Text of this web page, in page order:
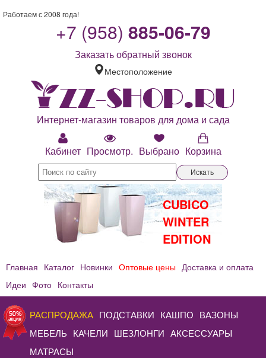
Работаем с 2008 года!
+7 (958) 885-06-79
Заказать обратный звонок
Местоположение
Интернет-магазин товаров для дома и сада
Кабинет Просмотр. Выбрано Корзина
Искать
CUBICO
WINTER
EDITION
Главная Каталог Новинки Оптовые цены Доставка и оплата
Идеи Фото Контакты
РАСПРОДАЖА ПОДСТАВКИ КАШПО ВАЗОНЫ
МЕБЕЛЬ КАЧЕЛИ ШЕЗЛОНГИ АКСЕССУАРЫ
МАТРАСЫ